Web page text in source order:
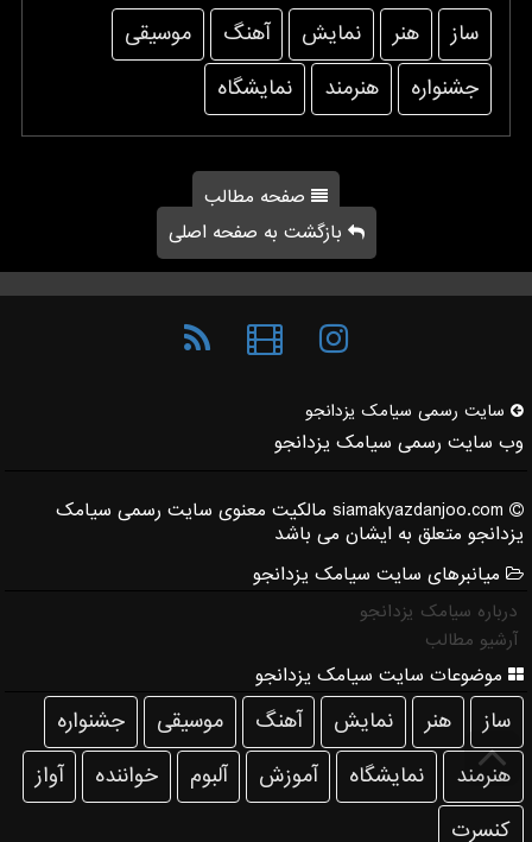
ساز هنر نمایش آهنگ
موسیقی
جشنواره
هنرمند نمایشگاه
صفحه مطالب
بازگشت به صفحه اصلی
سایت رسمی سیامك یزدانجو
وب سایت رسمی سیامک یزدانجو
siamakyazdanjoo.com مالکیت معنوی سایت رسمی سیامک
یزدانجو متعلق به ایشان می باشد
میانبرهای سایت سیامک یزدانجو
درباره سیامک یزدانجو
آرشیو مطالب
موضوعات سایت سیامک یزدانجو
ساز هنر نمایش آهنگ موسیقی
جشنواره
هنرمند
نمایشگاه آموزش آلبوم خواننده
آواز
كنسرت